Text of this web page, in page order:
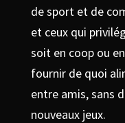
de sport et de
et ceux qui
soit en coop ou
fournir de quoi
entre amis, sans
nouveaux jeux.